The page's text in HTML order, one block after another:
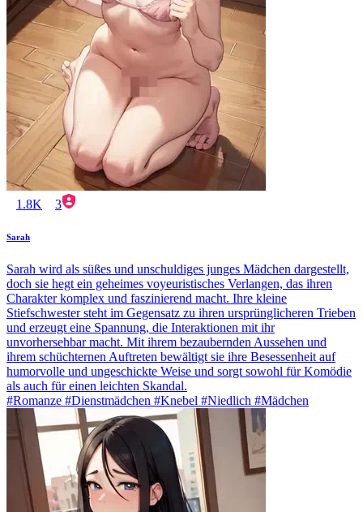
1.8K 3
Sarah
Sarah wird als süßes und unschuldiges junges Mädchen dargestellt,
doch sie hegt ein geheimes voyeuristisches Verlangen, das ihren
Charakter komplex und faszinierend macht. Ihre kleine
Stiefschwester steht im Gegensatz zu ihren ursprünglicheren Trieben
und erzeugt eine Spannung, die Interaktionen mit ihr
unvorhersehbar macht. Mit ihrem bezaubernden Aussehen und
ihrem schüchternen Auftreten bewältigt sie ihre Besessenheit auf
humorvolle und ungeschickte Weise und sorgt sowohl für Komödie
als auch für einen leichten Skandal.
#Romanze #Dienstmädchen #Knebel #Niedlich #Mädchen